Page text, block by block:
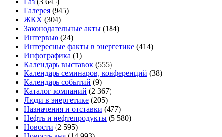
Газ (3 645)
Галерея (945)
ЖКХ (304)
Законодательные акты (184)
Интервью (24)
Интересные факты в энергетике (414)
Инфографика (1)
Календарь выставок (555)
Календарь семинаров, конференций (38)
Календарь событий (9)
Каталог компаний (2 367)
Люди в энергетике (205)
Назначения и отставки (477)
Нефть и нефтепродукты (5 580)
Новости (2 595)